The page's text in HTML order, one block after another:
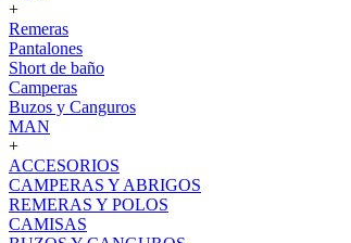
+
Remeras
Pantalones
Short de baño
Camperas
Buzos y Canguros
MAN
+
ACCESORIOS
CAMPERAS Y ABRIGOS
REMERAS Y POLOS
CAMISAS